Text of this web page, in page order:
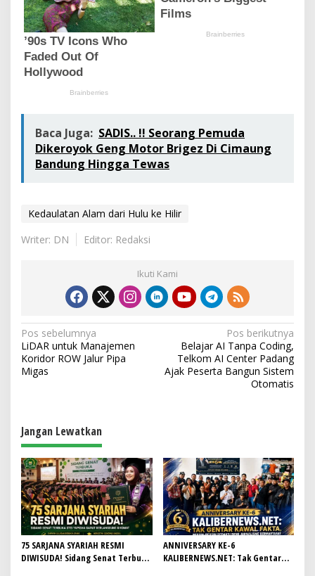
Baca Juga: SADIS.. !! Seorang Pemuda
Dikeroyok Geng Motor Brigez Di Cimaung
Bandung Hingga Tewas
Kedaulatan Alam dari Hulu ke Hilir
Writer: DN
Editor: Redaksi
Ikuti Kami
N
a
v
a
s
i
p
o
s
Pos sebelumnya
LiDAR untuk Manajemen
Koridor ROW Jalur Pipa
Migas
Pos berikutnya
Belajar AI Tanpa Coding,
Telkom AI Center Padang
Ajak Peserta Bangun Sistem
Otomatis
Jangan Lewatkan
75 SARJANA SYARIAH RESMI
DIWISUDA! Sidang Senat Terbuka
ANNIVERSARY KE-6
KALIBERNEWS.NET: Tak Gentar